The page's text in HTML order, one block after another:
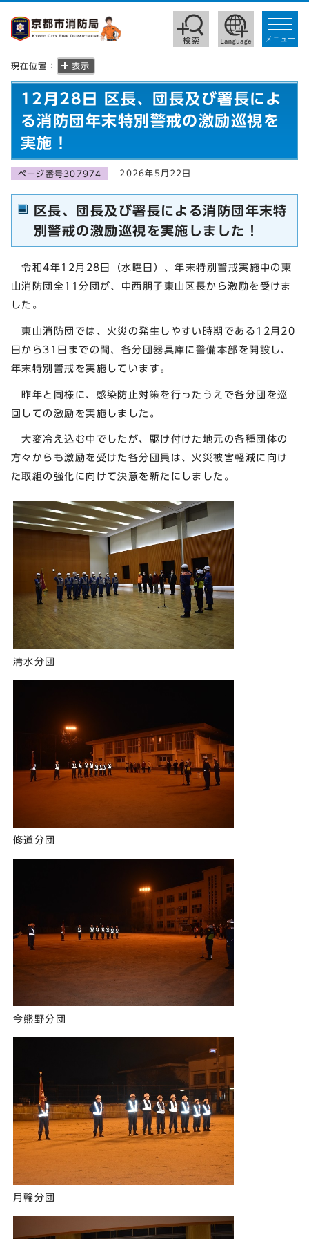
toggle
メニュー
現在位置： 表示
12月28日 区長、団長及び署長によ
る消防団年末特別警戒の激励巡視を
実施！
ページ番号307974 2026年5月22日
区長、団長及び署長による消防団年末特
別警戒の激励巡視を実施しました！
令和4年12月28日（水曜日）、年末特別警戒実施中の東
山消防団全11分団が、中西朋子東山区長から激励を受けま
した。
東山消防団では、火災の発生しやすい時期である12月20
日から31日までの間、各分団器具庫に警備本部を開設し、
年末特別警戒を実施しています。
昨年と同様に、感染防止対策を行ったうえで各分団を巡
回しての激励を実施しました。
大変冷え込む中でしたが、駆け付けた地元の各種団体の
方々からも激励を受けた各分団員は、火災被害軽減に向け
た取組の強化に向けて決意を新たにしました。
清水分団
修道分団
今熊野分団
月輪分団